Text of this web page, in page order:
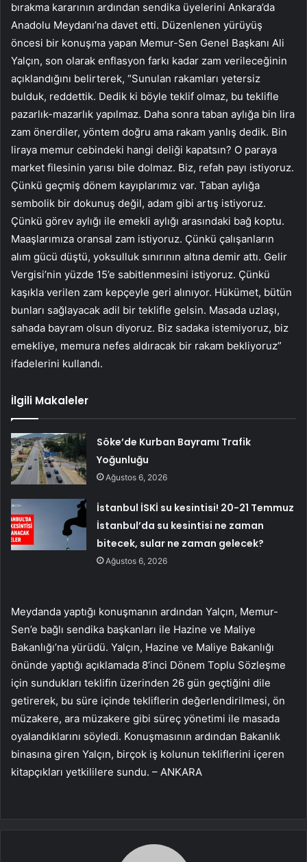
bırakma kararının ardından sendika üyelerini Ankara’da
Anadolu Meydanı’na davet etti. Düzenlenen yürüyüş
öncesi bir konuşma yapan Memur-Sen Genel Başkanı Ali
Yalçın, son olarak enflasyon farkı kadar zam verileceğinin
açıklandığını belirterek, “Sunulan rakamları yetersiz
bulduk, reddettik. Dedik ki böyle teklif olmaz, bu teklifle
pazarlık-mazarlık yapılmaz. Daha sonra taban aylığa bin lira
zam önerdiler, yöntem doğru ama rakam yanlış dedik. Bin
liraya memur cebindeki hangi deliği kapatsın? O paraya
market filesinin yarısı bile dolmaz. Biz, refah payı istiyoruz.
Çünkü geçmiş dönem kayıplarımız var. Taban aylığa
sembolik bir dokunuş değil, adam gibi artış istiyoruz.
Çünkü görev aylığı ile emekli aylığı arasındaki bağ koptu.
Maaşlarımıza oransal zam istiyoruz. Çünkü çalışanların
alım gücü düştü, yoksulluk sınırının altına demir attı. Gelir
Vergisi’nin yüzde 15’e sabitlenmesini istiyoruz. Çünkü
kaşıkla verilen zam kepçeyle geri alınıyor. Hükümet, bütün
bunları sağlayacak adil bir teklifle gelsin. Masada uzlaşı,
sahada bayram olsun diyoruz. Biz sadaka istemiyoruz, biz
emekliye, memura nefes aldıracak bir rakam bekliyoruz”
ifadelerini kullandı.
İlgili Makaleler
Söke’de Kurban Bayramı Trafik
Yoğunluğu
Ağustos 6, 2026
İstanbul İSKİ su kesintisi! 20-21 Temmuz
İstanbul’da su kesintisi ne zaman
bitecek, sular ne zaman gelecek?
Ağustos 6, 2026
Meydanda yaptığı konuşmanın ardından Yalçın, Memur-
Sen’e bağlı sendika başkanları ile Hazine ve Maliye
Bakanlığı’na yürüdü. Yalçın, Hazine ve Maliye Bakanlığı
önünde yaptığı açıklamada 8’inci Dönem Toplu Sözleşme
için sundukları teklifin üzerinden 26 gün geçtiğini dile
getirerek, bu süre içinde tekliflerin değerlendirilmesi, ön
müzakere, ara müzakere gibi süreç yönetimi ile masada
oyalandıklarını söyledi. Konuşmasının ardından Bakanlık
binasına giren Yalçın, birçok iş kolunun tekliflerini içeren
kitapçıkları yetkililere sundu. – ANKARA